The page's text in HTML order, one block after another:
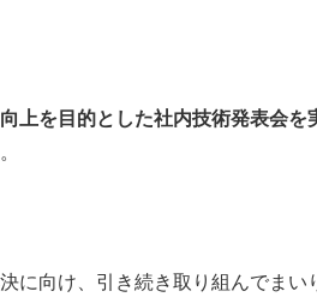
上を目的とした社内技術発表会を
に向け、引き続き取り組んでまい